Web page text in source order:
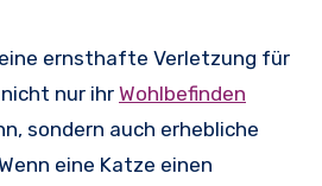
ernsthafte Verletzung für
nur ihrWohlbefinden
sondern auch erhebliche
eine Katze einen